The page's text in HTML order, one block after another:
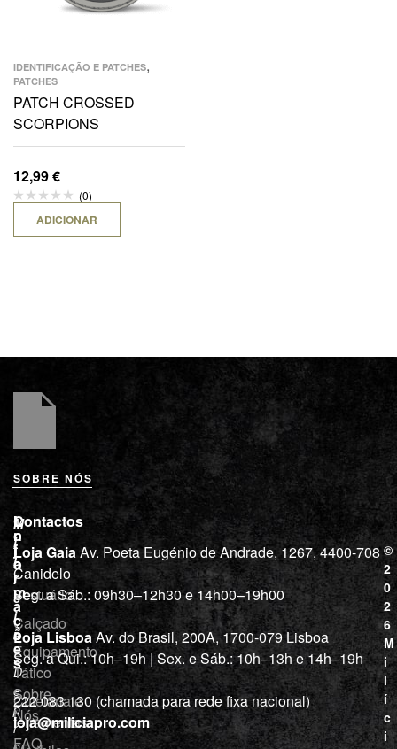
IDENTIFICAÇÃO E PATCHES,
PATCHES
PATCH CROSSED
SCORPIONS
12,99€
(0)
ADICIONAR
SOBRE NÓS
M
i
l
í
c
i
a
“
D
e
p
r
L
o
j
a
Vestuário
Calçado
Equipamento
Tático
Cutelaria e
ferramentas
I
n
f
o
r
m
a
ç
õ
e
s
Sobre
Nós
FAQ
Contactos
Loja GaiaAv. Poeta Eugénio de Andrade, 1267, 4400-708
Canidelo
Seg. a Sáb.: 09h30–12h30 e 14h00–19h00
Loja LisboaAv. do Brasil, 200A, 1700-079 Lisboa
Seg. a Qui.: 10h–19h | Sex. e Sáb.: 10h–13h e 14h–19h
222 083 130 (chamada para rede fixa nacional)
loja@miliciapro.com
©
2
0
2
6
M
i
l
í
c
i